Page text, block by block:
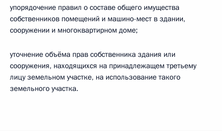
упорядочение правил о составе общего имущества
собственников помещений и машино-мест в здании,
сооружении и многоквартирном доме;
уточнение объёма прав собственника здания или
сооружения, находящихся на принадлежащем третьему
лицу земельном участке, на использование такого
земельного участка.